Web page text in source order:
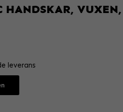
leverans